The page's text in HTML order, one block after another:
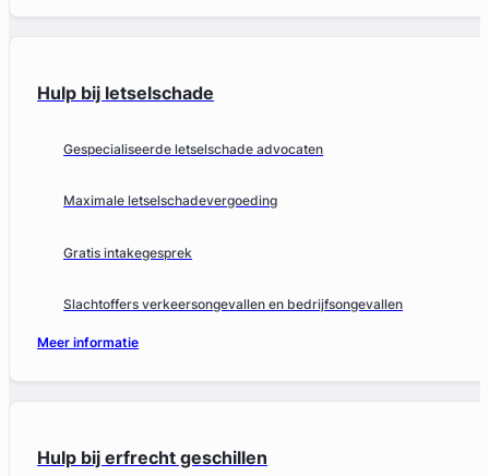
Hulp bij letselschade
Gespecialiseerde letselschade advocaten
Maximale letselschadevergoeding
Gratis intakegesprek
Slachtoffers verkeersongevallen en bedrijfsongevallen
Meer informatie
Hulp bij erfrecht geschillen